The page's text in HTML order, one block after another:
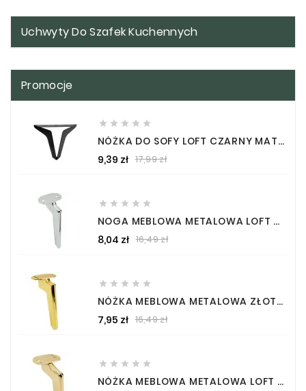
Uchwyty Do Szafek Kuchennych
Promocje
    
NÓŻKA DO SOFY LOFT CZARNY MAT WYSOKOŚĆ 13 CM NOGA DO MEBLI
9,39 zł 17,99 złCena
Cena
    
NOGA MEBLOWA METALOWA LOFT SREBRNY CHROM WYSOKOŚĆ 18 CM
8,04 zł 16,49 złCena
Cena
    
NÓŻKA MEBLOWA METALOWA ZŁOTA W POŁYSKU WYSOKOŚĆ 15 CM
7,95 zł 16,49 złCena
Cena
    
NÓŻKA MEBLOWA METALOWA LOFT ZŁOTY CHROM WYSOKOŚĆ 12 CM